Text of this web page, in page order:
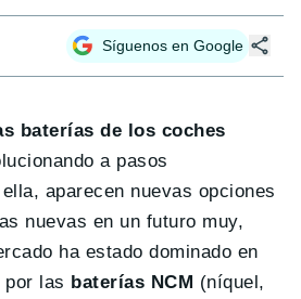
Síguenos en Google
baterías de los coches
a pasos
aparecen nuevas opciones
nuevas en un futuro muy,
ha estado dominado en
las baterías NCM (níquel,